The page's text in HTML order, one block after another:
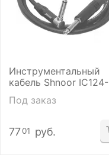
Инструментальный
кабель Shnoor IC124-
Под заказ
77 01 руб.